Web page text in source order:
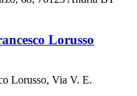
Lorusso
Lorusso, Via V. E.